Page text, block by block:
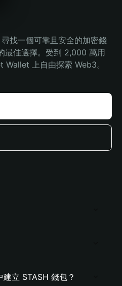
找一個可靠且安全的加密錢
最佳選擇。受到 2,000 萬用
上自由探索 Web3。
立 STASH 錢包？